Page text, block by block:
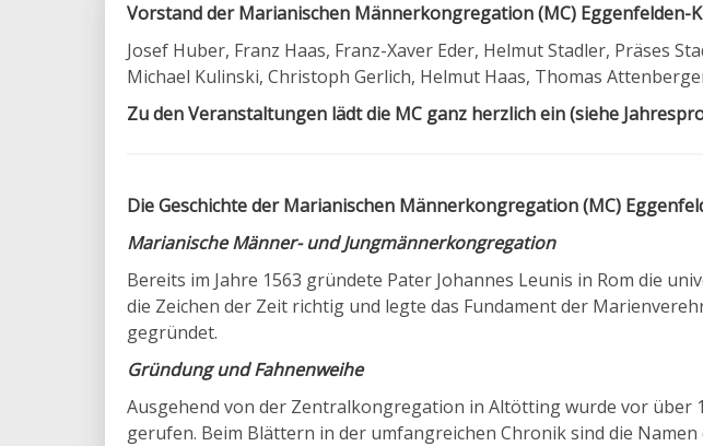
Vorstand der Marianischen Männerkongregation (MC) Eggenfelden-
Josef Huber, Franz Haas, Franz-Xaver Eder, Helmut Stadler, Präses
Michael Kulinski, Christoph Gerlich, Helmut Haas, Thomas
Zu den Veranstaltungen lädt die MC ganz herzlich ein (siehe
Die Geschichte der Marianischen Männerkongregation (MC)
Marianische Männer- und Jungmännerkongregation
Bereits im Jahre 1563 gründete Pater Johannes Leunis in Rom die
die Zeichen der Zeit richtig und legte das Fundament der
gegründet.
Gründung und Fahnenweihe
Ausgehend von der Zentralkongregation in Altötting wurde vor über
gerufen. Beim Blättern in der umfangreichen Chronik sind die